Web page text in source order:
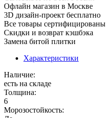
Офлайн магазин в Москве
3D дизайн-проект бесплатно
Все товары сертифицированы
Скидки и возврат кэшбэка
Замена битой плитки
Характеристики
Наличие:
есть на складе
Толщина:
6
Морозостойкость: